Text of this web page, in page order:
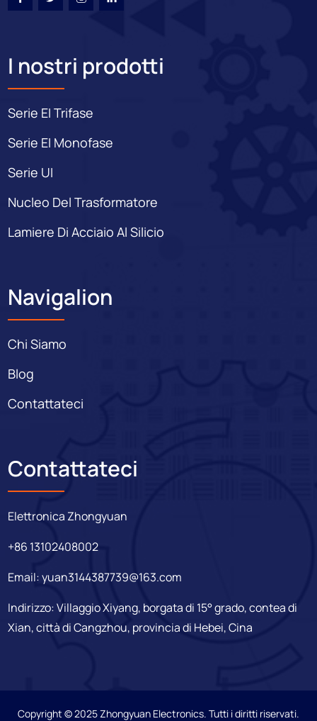
I nostri prodotti
Serie EI Trifase
Serie EI Monofase
Serie UI
Nucleo Del Trasformatore
Lamiere Di Acciaio Al Silicio
Navigalion
Chi Siamo
Blog
Contattateci
Contattateci
Elettronica Zhongyuan
+86 13102408002
Email:yuan3144387739@163.com
Indirizzo: Villaggio Xiyang, borgata di 15° grado, contea di
Xian, città di Cangzhou, provincia di Hebei, Cina
Copyright © 2025 Zhongyuan Electronics. Tutti i diritti riservati.